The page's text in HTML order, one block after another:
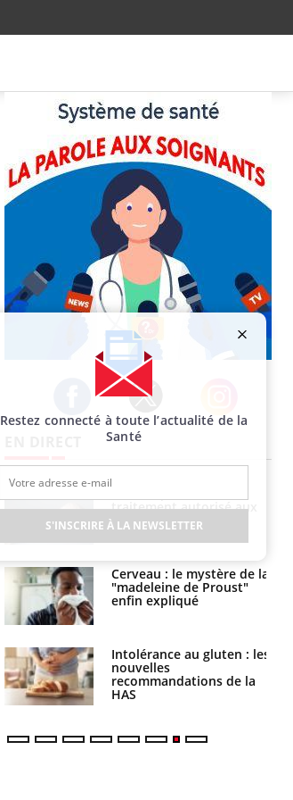
Facebook Twitter Instagram
traitement autorisé aux
États-Unis ?
Cerveau : le mystère de la
"madeleine de Proust"
enfin expliqué
Intolérance au gluten : les
nouvelles
recommandations de la
HAS
comment mieux la
prévenir
Le décalage des horaires
d'été : quel impact sur le
sommeil ?
Grossesse : ces polluants
pourraient influencer le
poids des enfants
Restez connecté à toute l’actualité de la
Santé
S'INSCRIRE À LA NEWSLETTER